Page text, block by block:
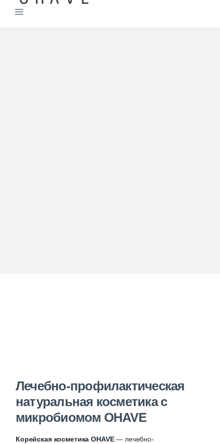
Лечебно-профилактическая
натуральная косметика с
микробиомом OHAVE
Корейская косметика OHAVE— лечебно-